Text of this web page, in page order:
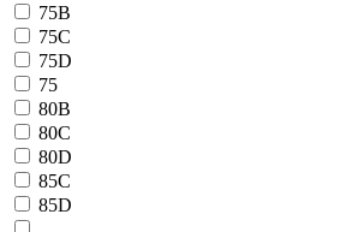
75B
75C
75D
75
80B
80C
80D
85C
85D